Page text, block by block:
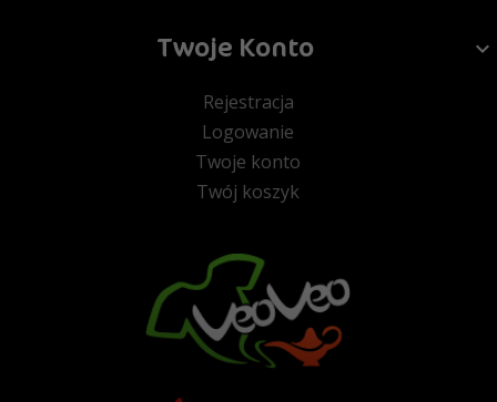
Twoje Konto
Rejestracja
Logowanie
Twoje konto
Twój koszyk